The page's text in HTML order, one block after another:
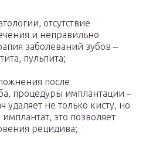
отсутствие
и неправильно
заболеваний зубов –
пульпита;
после
процедуры имплантации –
удаляет не только кисту, но
это позволяет
рецидива;